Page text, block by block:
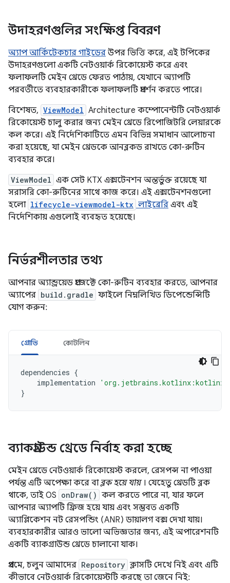
উদাহরণগুলির সংক্ষিপ্ত বিবরণ
অ্যাপ আর্কিটেকচার গাইডের উপর ভিত্তি করে, এই টপিকের
উদাহরণগুলো একটি নেটওয়ার্ক রিকোয়েস্ট করে এবং
ফলাফলটি মেইন থ্রেডে ফেরত পাঠায়, যেখানে অ্যাপটি
পরবর্তীতে ব্যবহারকারীকে ফলাফলটি প্রদর্শন করতে পারে।
বিশেষত, ViewModel Architecture কম্পোনেন্টটি নেটওয়ার্ক
রিকোয়েস্ট চালু করার জন্য মেইন থ্রেডে রিপোজিটরি লেয়ারকে
কল করে। এই নির্দেশিকাটিতে এমন বিভিন্ন সমাধান আলোচনা
করা হয়েছে, যা মেইন থ্রেডকে আনব্লকড রাখতে কো-রুটিন
ব্যবহার করে।
ViewModel এক সেট KTX এক্সটেনশন অন্তর্ভুক্ত রয়েছে যা
সরাসরি কো-রুটিনের সাথে কাজ করে। এই এক্সটেনশনগুলো
হলো lifecycle-viewmodel-ktx লাইব্রেরি এবং এই
নির্দেশিকায় এগুলোই ব্যবহৃত হয়েছে।
নির্ভরশীলতার তথ্য
আপনার অ্যান্ড্রয়েড প্রজেক্টে কো-রুটিন ব্যবহার করতে, আপনার
অ্যাপের build.gradle ফাইলে নিম্নলিখিত ডিপেন্ডেন্সিটি
যোগ করুন:
গ্রোভি কোটলিন
dependencies {
implementation
'org.jetbrains.kotlinx:kotlinx-
}
ব্যাকগ্রাউন্ড থ্রেডে নির্বাহ করা হচ্ছে
মেইন থ্রেডে নেটওয়ার্ক রিকোয়েস্ট করলে, রেসপন্স না পাওয়া
পর্যন্ত এটি অপেক্ষা করে বাব্লক হয়ে যায়। যেহেতু থ্রেডটি ব্লক
থাকে, তাই OS onDraw() কল করতে পারে না, যার ফলে
আপনার অ্যাপটি ফ্রিজ হয়ে যায় এবং সম্ভবত একটি
অ্যাপ্লিকেশন নট রেসপন্ডিং (ANR) ডায়ালগ বক্স দেখা যায়।
ব্যবহারকারীর আরও ভালো অভিজ্ঞতার জন্য, এই অপারেশনটি
একটি ব্যাকগ্রাউন্ড থ্রেডে চালানো যাক।
প্রথমে, চলুন আমাদের Repository ক্লাসটি দেখে নিই এবং এটি
কীভাবে নেটওয়ার্ক রিকোয়েস্টটি করছে তা জেনে নিই: